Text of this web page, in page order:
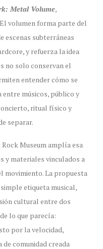
Metal Volume,
volumen forma parte del
escenas subterráneas
y refuerza la idea
no solo conservan el
entender cómo se
músicos, público y
ritual físico y
separar.
Rock Museum amplía esa
y materiales vinculados a
movimiento. La propuesta
etiqueta musical,
cultural entre dos
lo que parecía:
por la velocidad,
comunidad creada